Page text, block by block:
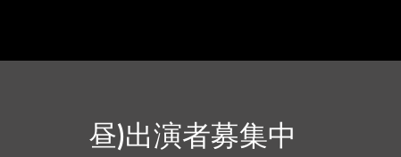
昼)出演者募集中